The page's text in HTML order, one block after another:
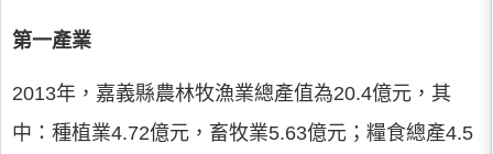
第一產業
2013年，嘉義縣農林牧漁業總產值為20.4億元，其
中：種植業4.72億元，畜牧業5.63億元；糧食總產4.5